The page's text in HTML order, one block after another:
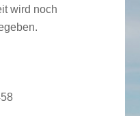
wird noch